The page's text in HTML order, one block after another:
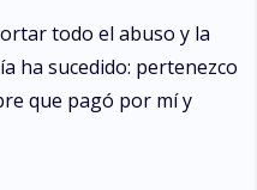
todo el abuso y la
ha sucedido: pertenezco
que pagó por mí y